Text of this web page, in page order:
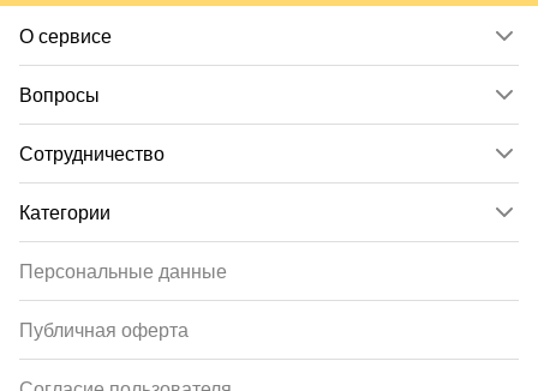
О сервисе
Вопросы
Сотрудничество
Категории
Персональные данные
Публичная оферта